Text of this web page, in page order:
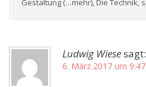
Gestaltung (…mehr), Die Technik,
Ludwig Wiesesagt:
6. März 2017 um